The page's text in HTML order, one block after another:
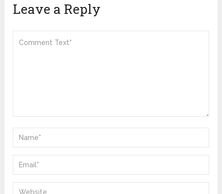
Leave a Reply